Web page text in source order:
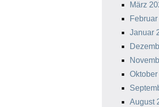
März
Januar
August